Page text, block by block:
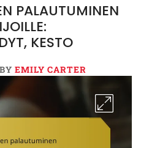
PALAUTUMINEN
KESTO
BY EMILY CARTER